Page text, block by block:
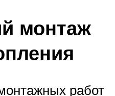
монтаж
работ